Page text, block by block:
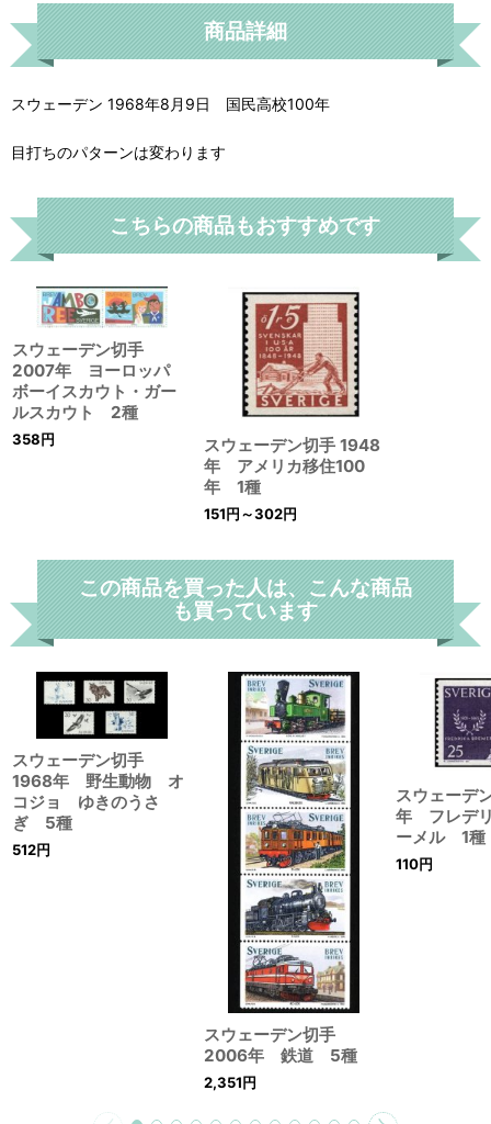
商品詳細
スウェーデン 1968年8月9日 国民高校100年
目打ちのパターンは変わります
こちらの商品もおすすめです
スウェーデン切手
2007年 ヨーロッパ
ボーイスカウト・ガー
ルスカウト 2種
358円
スウェーデン切手 1948
年 アメリカ移住100
年 1種
151円～302円
この商品を買った人は、こんな商品
も買っています
スウェーデン切手
1968年 野生動物 オ
コジョ ゆきのうさ
ぎ 5種
512円
スウェーデン切手
2006年 鉄道 5種
2,351円
スウェーデ
年 フレデ
ーメル 1種
110円